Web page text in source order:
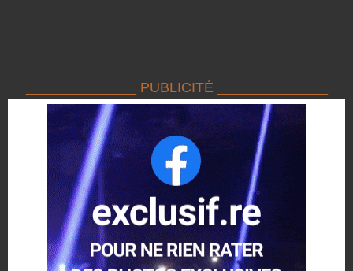
______________ PUBLICITÉ ______________